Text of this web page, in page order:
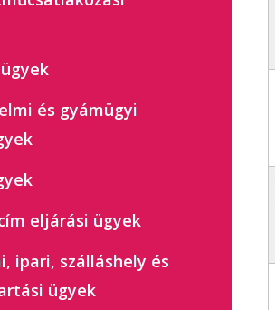
és gyámügyi
eljárási ügyek
ipari, szálláshely és
ügyek